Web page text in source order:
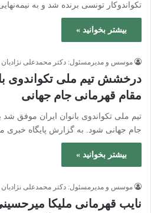
تکواندوکار تونسی برنده شد و به
بیشتر بخوانید »
موسس و مدیرمسئول: دکتر محمدعلی نژادیان
درخشش تیم ملی تکواندوی
مقام قهرمانی جام جهانی
تیم ملی تکواندوی بانوان ایران موفق
جام جهانی شود. به گزارش پایگاه خبری
بیشتر بخوانید »
موسس و مدیرمسئول: دکتر محمدعلی نژادیان
نایب قهرمانی ملیکا